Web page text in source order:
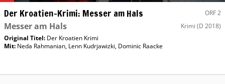
Der Kroatien-Krimi: Messer am Hals ORF 2
Messer am Hals Krimi (D 2018)
Original Titel: Der Kroatien Krimi
Mit: Neda Rahmanian, Lenn Kudrjawizki, Dominic Raacke